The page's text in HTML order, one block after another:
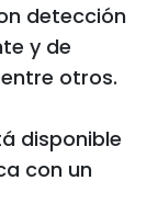
detección
y de
otros.
disponible
con un